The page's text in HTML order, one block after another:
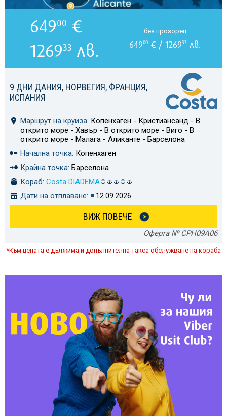
9 ДНИ ДАНИЯ, НОРВЕГИЯ, ФРАНЦИЯ,
ИСПАНИЯ
Маршрут на круиза: Копенхаген - Кристиансанд - В
открито море - Хавър - В открито море - Виго - В
открито море - Малага - Аликанте - Барселона
Начална точка: Копенхаген
Крайна точка: Барселона
Кораб: Costa DIADEMA
Дати на отплаване:
12.09.2026
ВИЖ ПОВЕЧЕ
Оферта № CPH09A06
64900 €
126933 лв.
без прозорец
64900 € / 126933 лв.
*Към цената е дължима и допълнителна такса обслужване на кораба